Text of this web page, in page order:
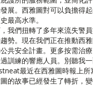
展。西雅圖對可以負擔得
最高水準。
我們扭轉了多年來流失警
勢。現在我們正在推動西
共安全計畫。更多按需治
訓練的響應人員。別聽我
最近在西雅圖時報上所
的故事已經發生了轉折，